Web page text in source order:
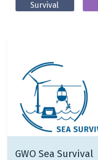
Survival
GWO Sea Survival